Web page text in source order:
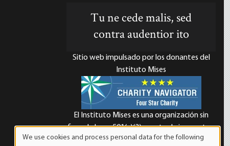
Tu ne cede malis, sed
contra audentior ito
Sitio web impulsado por los donantes del
Instituto Mises
El Instituto Mises es una organización sin
fines de lucro 501(c)(3) exenta de impuestos.
Las contribuciones son deducibles de
We use cookies and process personal data for the following